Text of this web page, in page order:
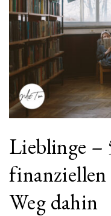
Lieblinge –
Weg dahin